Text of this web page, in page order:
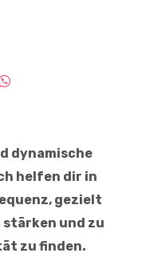
dynamische
helfen dir in
gezielt
und zu
zu finden.